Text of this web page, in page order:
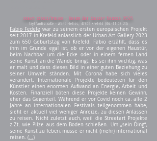
fabio fedele/Italien - Urban Art Gallery Krefeld 2023
Seyffardtstraße - Wand Helios, 47805 Krefeld (06.-11.08.23)
Fabio Fedele war zu seinem ersten europäischen Projekt
seit 2017 in Krefeld anlässlich der Urban Art Gallery 2023
zum 650 Geburtstag von Krefeld. Fabio erzählt, dass es
ihm im Grunde egal ist, ob er vor der eigenen Haustür,
beim Nachbar um die Ecke oder in einem fernen Land
seine Kunst an die Wände bringt. Es sei ihm wichtig, was
er malt und dass dieses Bild in einer guten Beziehung zu
seiner Umwelt ständen. Mit Corona habe sich vieles
verändert. Internationale Projekte bedeuteten für den
Künstler einen enormen Aufwand an Energie, Arbeit und
Kosten. Finanziell böten diese Projekte keinen Gewinn,
eher das Gegenteil. Während er vor Covid noch ca. alle 2
Jahre an internationalen Festivals teilgenommen habe,
sieht er aktuell viel weniger Anreize, zu diesen Anlässen
zu reisen. Nicht zuletzt auch, weil die Streetart Projekte
z.Zt. wie Pilze aus dem Boden schießen. Um „sein Ding“,
seine Kunst zu leben, müsse er nicht (mehr) international
reisen. (...)